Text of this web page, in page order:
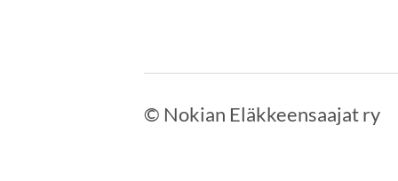
© Nokian Eläkkeensaajat ry